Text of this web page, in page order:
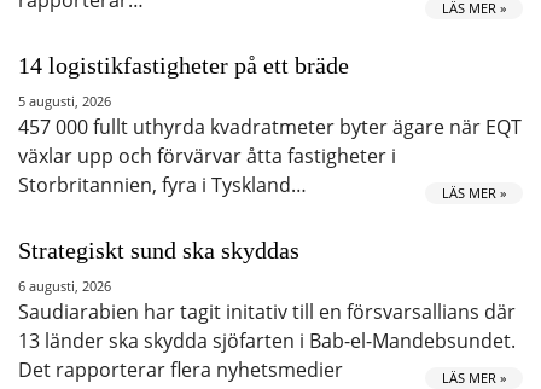
LÄS MER »
14 logistikfastigheter på ett bräde
5 augusti, 2026
457 000 fullt uthyrda kvadratmeter byter ägare när EQT
växlar upp och förvärvar åtta fastigheter i
Storbritannien, fyra i Tyskland…
LÄS MER »
Strategiskt sund ska skyddas
6 augusti, 2026
Saudiarabien har tagit initativ till en försvarsallians där
13 länder ska skydda sjöfarten i Bab-el-Mandebsundet.
Det rapporterar flera nyhetsmedier
LÄS MER »